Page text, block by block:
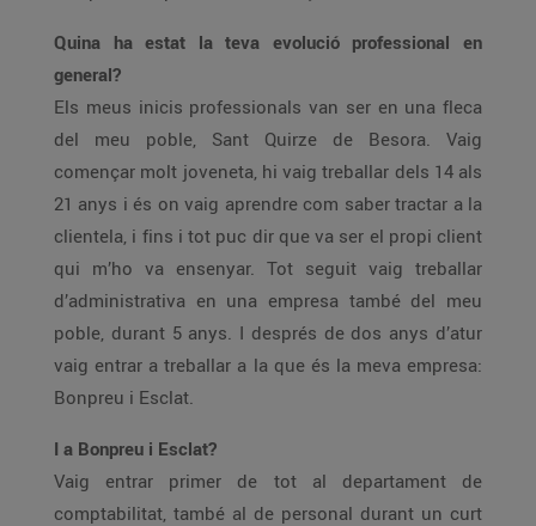
Quina ha estat la teva evolució professional en
general?
Els meus inicis professionals van ser en una fleca
del meu poble, Sant Quirze de Besora. Vaig
començar molt joveneta, hi vaig treballar dels 14 als
21 anys i és on vaig aprendre com saber tractar a la
clientela, i fins i tot puc dir que va ser el propi client
qui m’ho va ensenyar. Tot seguit vaig treballar
d’administrativa en una empresa també del meu
poble, durant 5 anys. I després de dos anys d’atur
vaig entrar a treballar a la que és la meva empresa:
Bonpreu i Esclat.
I a Bonpreu i Esclat?
Vaig entrar primer de tot al departament de
comptabilitat, també al de personal durant un curt